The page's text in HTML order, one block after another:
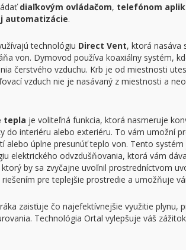
diaľkovým ovládačom, telefónom
automatizácie.
technológiu Direct Vent, ktorá nasáva
von. Dymovod používa koaxiálny systém,
čerstvého vzduchu. Krb je od miestnosti
vzduch nie je nasávaný z miestnosti a
tepla je voliteľná funkcia, ktorá nasmeruje
do interiéru alebo exteriéru. To vám umožní
alebo úplne presunúť teplo von. Tento
elektrického odvzdušňovania, ktorá vám
by sa zvyčajne uvoľnil prostredníctvom
pre teplejšie prostredie a umožňuje
zaisťuje čo najefektívnejšie využitie plynu,
Technológia Ortal vylepšuje váš